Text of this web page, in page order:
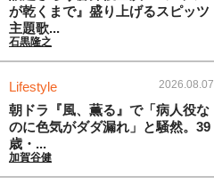
が乾くまで』盛り上げるスピッツ
主題歌...
石黒隆之
Lifestyle 2026.08.07
朝ドラ『風、薫る』で「病人役な
のに色気がダダ漏れ」と騒然。39
歳・...
加賀谷健